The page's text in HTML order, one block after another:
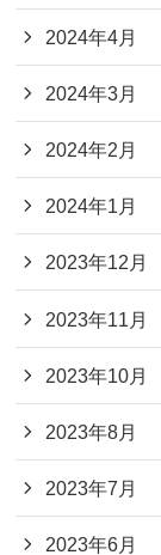
2024年4月
2024年3月
2024年2月
2024年1月
2023年12月
2023年11月
2023年10月
2023年8月
2023年7月
2023年6月